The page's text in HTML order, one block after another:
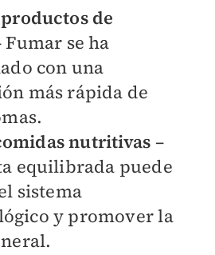
de
Fumar se ha
con una
más rápida de
nutritivas–
equilibrada puede
sistema
y promover la